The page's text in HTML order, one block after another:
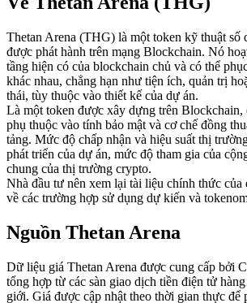
USDC Futures vĩnh cửu
Futures sử dụng USDC làm tài sản thế
Sao chép Giao dịch
Thetan Arena (THG) là một token kỹ thuật số
được phát hành trên mạng Blockchain. Nó
tầng hiện có của blockchain chủ và có thể
khác nhau, chẳng hạn như tiện ích, quản trị
thái, tùy thuộc vào thiết kế của dự án.
Là một token được xây dựng trên Blockchain,
phụ thuộc vào tính bảo mật và cơ chế đồng
tảng. Mức độ chấp nhận và hiệu suất thị
phát triển của dự án, mức độ tham gia của
chung của thị trường crypto.
Nhà đầu tư nên xem lại tài liệu chính thức của
về các trường hợp sử dụng dự kiến và
Nguồn Thetan Arena
Dữ liệu giá Thetan Arena được cung cấp bởi
tổng hợp từ các sàn giao dịch tiền điện tử
giới. Giá được cập nhật theo thời gian thực để